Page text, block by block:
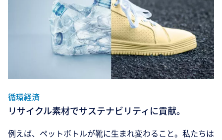
循環経済
リサイクル素材でサステナビリティに貢献。
例えば、ペットボトルが靴に生まれ変わること。私たちは